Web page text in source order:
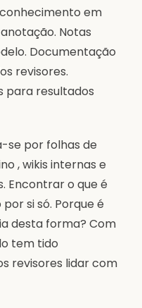
em
Notas
Documentação
revisores.
para resultados
se por folhas de
, wikis internas e
Encontrar o que é
si só. Porque é
desta forma? Com
tem tido
revisores lidar com